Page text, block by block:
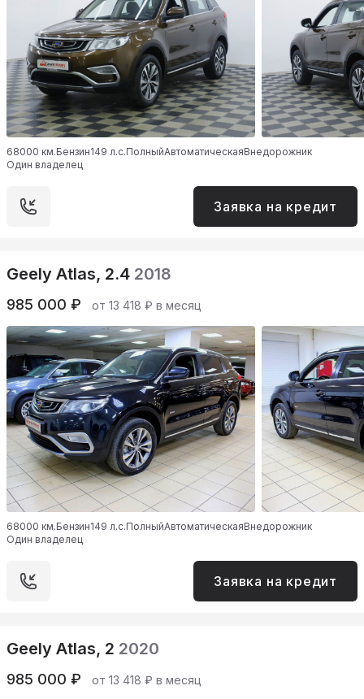
68000 км.Бензин149 л.с.ПолныйАвтоматическаяВнедорожник
Один владелец
Заявка на кредит
Geely Atlas, 2.4 2018
985 000 ₽ от 13 418 ₽ в месяц
68000 км.Бензин149 л.с.ПолныйАвтоматическаяВнедорожник
Один владелец
Заявка на кредит
Geely Atlas, 2 2020
985 000 ₽ от 13 418 ₽ в месяц